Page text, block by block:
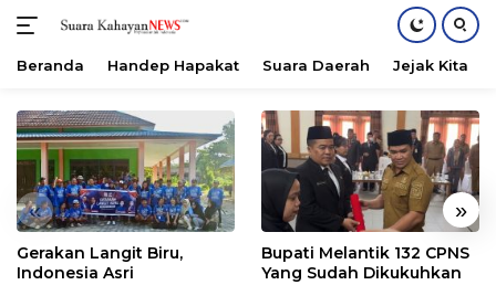
konten
Beranda Handep Hapakat Suara Daerah Jejak Kita
« »
Gerakan Langit Biru,
Indonesia Asri
Bupati Melantik 132 CPNS
Yang Sudah Dikukuhkan